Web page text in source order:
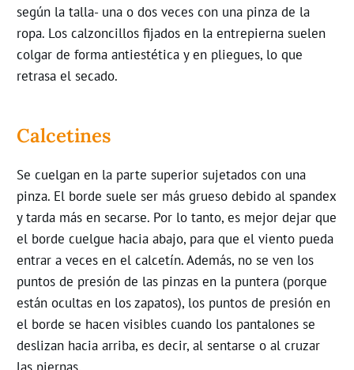
según la talla- una o dos veces con una pinza de la
ropa. Los calzoncillos fijados en la entrepierna suelen
colgar de forma antiestética y en pliegues, lo que
retrasa el secado.
Calcetines
Se cuelgan en la parte superior sujetados con una
pinza. El borde suele ser más grueso debido al spandex
y tarda más en secarse. Por lo tanto, es mejor dejar que
el borde cuelgue hacia abajo, para que el viento pueda
entrar a veces en el calcetín. Además, no se ven los
puntos de presión de las pinzas en la puntera (porque
están ocultas en los zapatos), los puntos de presión en
el borde se hacen visibles cuando los pantalones se
deslizan hacia arriba, es decir, al sentarse o al cruzar